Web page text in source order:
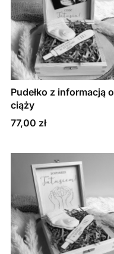
Pudełko z informacją o
ciąży
Cena
77,00 zł